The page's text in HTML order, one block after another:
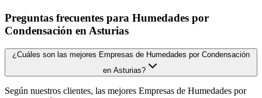
Preguntas frecuentes para Humedades por
Condensación en Asturias
¿Cuáles son las mejores Empresas de Humedades por Condensación
en Asturias?
Según nuestros clientes, las mejores Empresas de Humedades por